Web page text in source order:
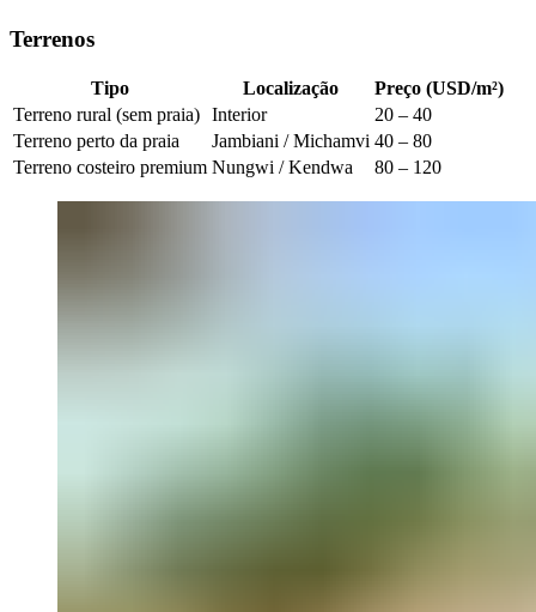
Terrenos
Tipo Localização
Preço (USD/m²)
Terreno rural (sem praia) Interior
20 – 40
Terreno perto da praia
Jambiani / Michamvi 40 – 80
Terreno costeiro premium Nungwi / Kendwa 80 – 120